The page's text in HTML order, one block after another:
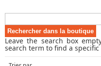
Leave the search box
search term to find a